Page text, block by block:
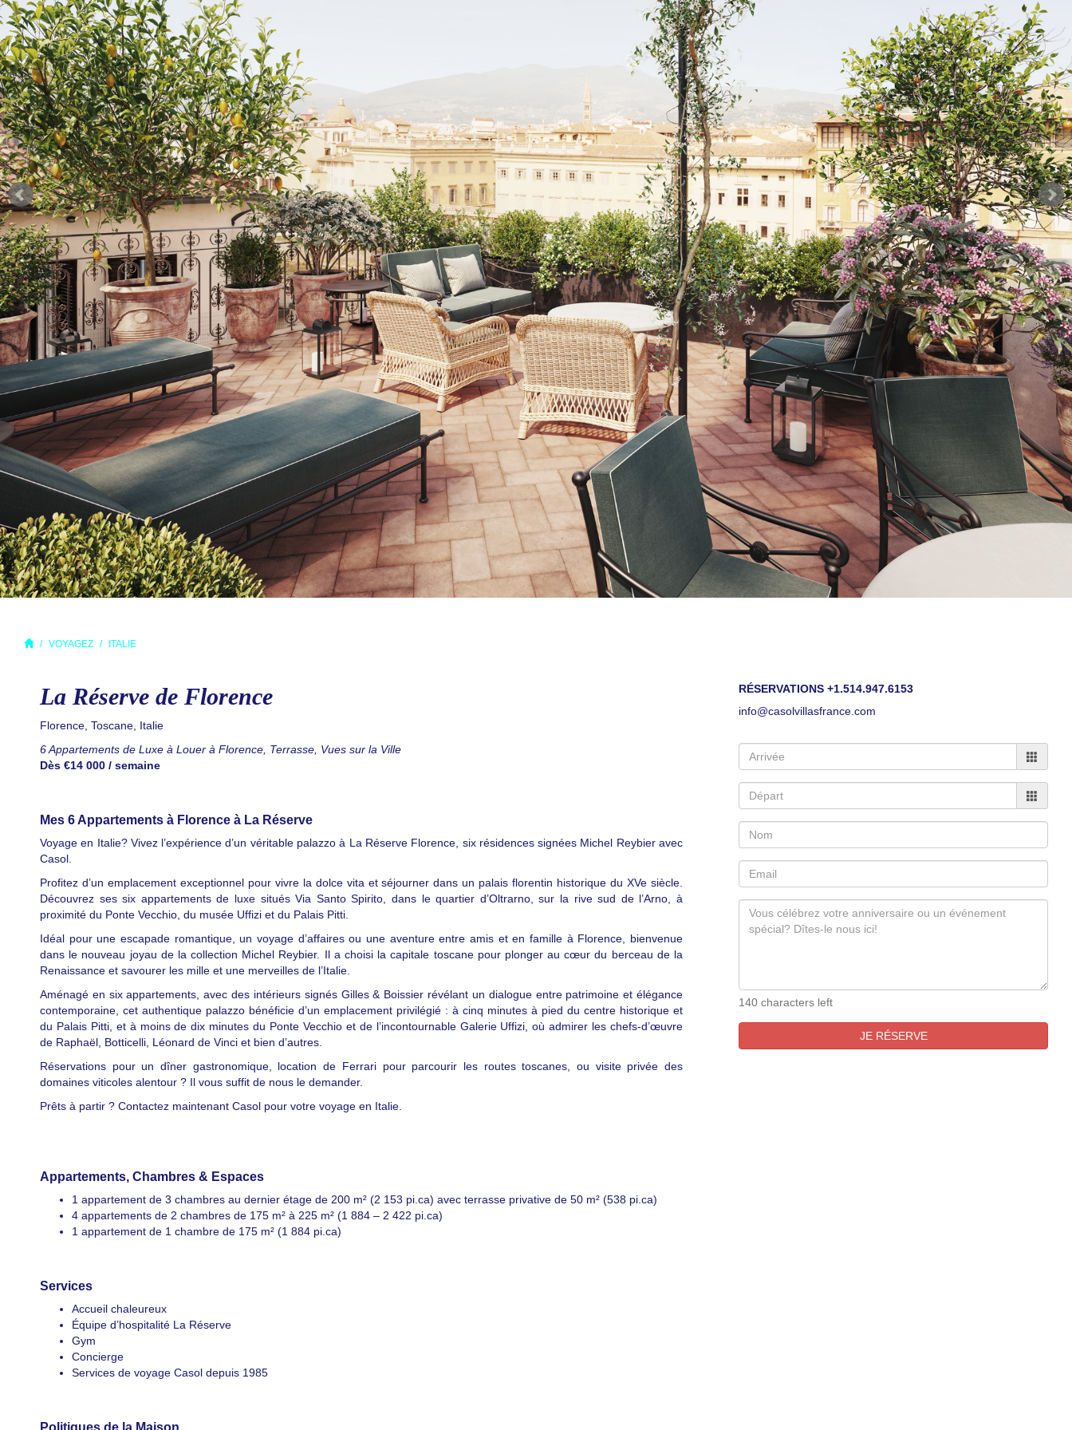
VOYAGEZ ITALIE
La Réserve de Florence
Florence Toscane Italie
6 Appartements de Luxe à Louer à Florence, Terrasse, Vues sur la Ville
Dès €14 000 / semaine
Mes 6 Appartements à Florence à La Réserve
Voyage en Italie? Vivez l’expérience d’un véritable palazzo à La Réserve Florence, six résidences signées Michel Reybier avec
Casol.
Profitez d’un emplacement exceptionnel pour vivre la dolce vita et séjourner dans un palais florentin historique du XVe siècle.
Découvrez ses six appartements de luxe situés Via Santo Spirito, dans le quartier d’Oltrarno, sur la rive sud de l’Arno, à
proximité du Ponte Vecchio, du musée Uffizi et du Palais Pitti.
Idéal pour une escapade romantique, un voyage d’affaires ou une aventure entre amis et en famille à Florence, bienvenue
dans le nouveau joyau de la collection Michel Reybier. Il a choisi la capitale toscane pour plonger au cœur du berceau de la
Renaissance et savourer les mille et une merveilles de l’Italie.
Aménagé en six appartements, avec des intérieurs signés Gilles & Boissier révélant un dialogue entre patrimoine et élégance
contemporaine, cet authentique palazzo bénéficie d’un emplacement privilégié : à cinq minutes à pied du centre historique et
du Palais Pitti, et à moins de dix minutes du Ponte Vecchio et de l’incontournable Galerie Uffizi, où admirer les chefs-d’œuvre
de Raphaël, Botticelli, Léonard de Vinci et bien d’autres.
Réservations pour un dîner gastronomique, location de Ferrari pour parcourir les routes toscanes, ou visite privée des
domaines viticoles alentour ? Il vous suffit de nous le demander.
Prêts à partir ? Contactez maintenant Casol pour votre voyage en Italie.
Appartements, Chambres & Espaces
1 appartement de 3 chambres au dernier étage de 200 m² (2 153 pi.ca) avec terrasse privative de 50 m² (538 pi.ca)
4 appartements de 2 chambres de 175 m² à 225 m² (1 884 – 2 422 pi.ca)
1 appartement de 1 chambre de 175 m² (1 884 pi.ca)
Services
Accueil chaleureux
Équipe d’hospitalité La Réserve
Gym
Concierge
Services de voyage Casol depuis 1985
Politiques de la Maison
RÉSERVATIONS +1.514.947.6153
info@casolvillasfrance.com
140 characters left